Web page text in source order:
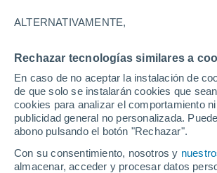
ALTERNATIVAMENTE,
Rechazar tecnologías similares a
En caso de no aceptar la instalación de
de que solo se instalarán cookies que
cookies para analizar el comportamiento
publicidad general no personalizada.
abono pulsando el botón "Rechazar".
Con su consentimiento, nosotros y
almacenar, acceder y procesar datos
También es
Grupo de
Ha publicado artículos
principales editoriales
relacionados con el
sección de Clima,
Desde muy joven se
se ven afectados por